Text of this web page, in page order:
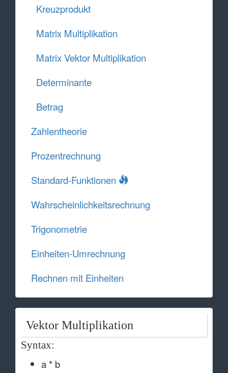
Kreuzprodukt
Matrix Multiplikation
Matrix Vektor Multiplikation
Determinante
Betrag
Zahlentheorie
Prozentrechnung
Standard-Funktionen
Wahrscheinlichkeitsrechnung
Trigonometrie
Einheiten-Umrechnung
Rechnen mit Einheiten
Vektor Multiplikation
Syntax:
a * b